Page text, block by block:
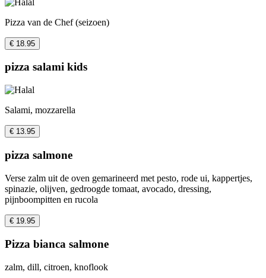
Pizza van de Chef (seizoen)
€ 18.95
pizza salami kids
Salami, mozzarella
€ 13.95
pizza salmone
Verse zalm uit de oven gemarineerd met pesto, rode ui, kappertjes,
spinazie, olijven, gedroogde tomaat, avocado, dressing,
pijnboompitten en rucola
€ 19.95
Pizza bianca salmone
zalm, dill, citroen, knoflook